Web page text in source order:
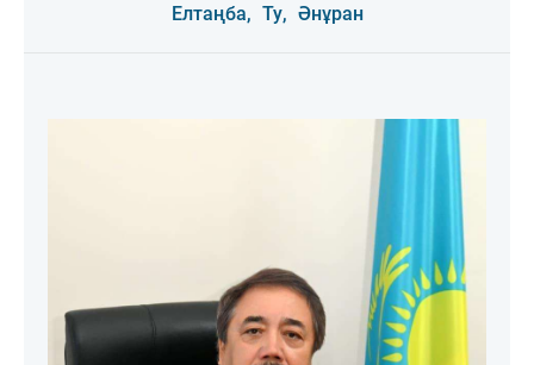
Елтаңба, Ту, Әнұран